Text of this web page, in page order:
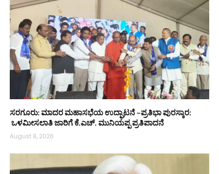
ಸರಗೂರು: ಮಾದರ ಮಹಾಸಭೆಯ ಉದ್ಘಾಟನೆ –ಪ್ರತಿಭಾ ಪುರಸ್ಕಾರ:
ಒಳಮೀಸಲಾತಿ ಜಾರಿಗೆ ಕೆ.ಎಚ್. ಮುನಿಯಪ್ಪ ಪ್ರತಿಪಾದನೆ
August 8, 2026